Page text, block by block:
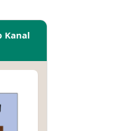
Kanal